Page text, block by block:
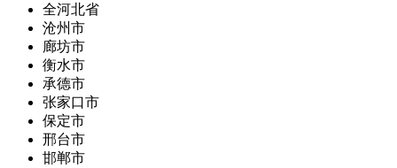
全河北省
沧州市
廊坊市
衡水市
承德市
张家口市
保定市
邢台市
邯郸市